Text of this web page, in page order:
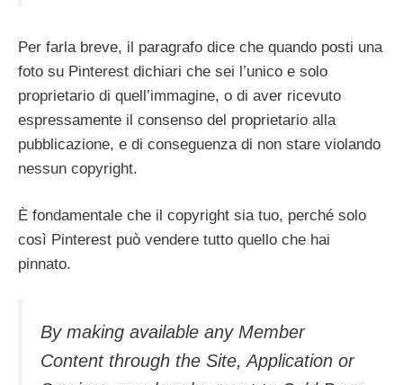
Per farla breve, il paragrafo dice che quando posti una
foto su Pinterest dichiari che sei l’unico e solo
proprietario di quell’immagine, o di aver ricevuto
espressamente il consenso del proprietario alla
pubblicazione, e di conseguenza di non stare violando
nessun copyright.
È fondamentale che il copyright sia tuo, perché solo
così Pinterest può vendere tutto quello che hai
pinnato.
By making available any Member
Content through the Site, Application or